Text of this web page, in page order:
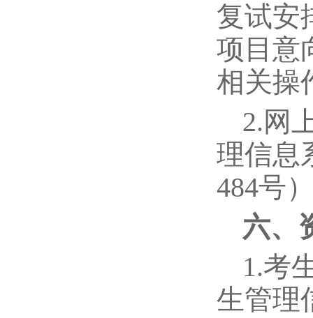
复试安
项目意
相关操
2.网
理信息
484号
六、
1.考
生管理